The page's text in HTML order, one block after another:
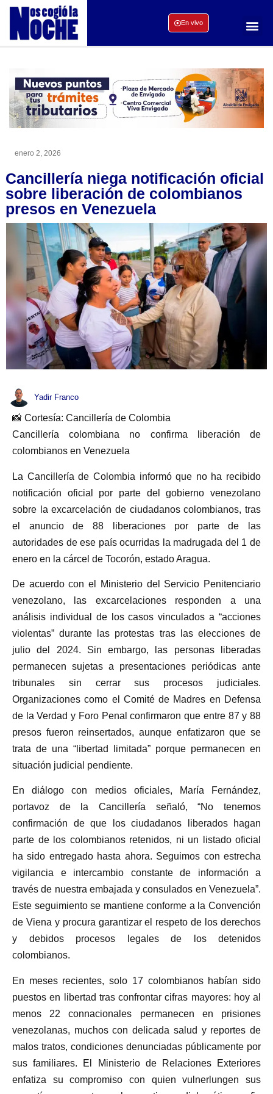
En vivo
enero 2, 2026
Cancillería niega notificación oficial
sobre liberación de colombianos
presos en Venezuela
Yadir Franco
📸 Cortesía: Cancillería de Colombia
Cancillería colombiana no confirma liberación de
colombianos en Venezuela
La Cancillería de Colombia informó que no ha recibido
notificación oficial por parte del gobierno venezolano
sobre la excarcelación de ciudadanos colombianos, tras
el anuncio de 88 liberaciones por parte de las
autoridades de ese país ocurridas la madrugada del 1 de
enero en la cárcel de Tocorón, estado Aragua.
De acuerdo con el Ministerio del Servicio Penitenciario
venezolano, las excarcelaciones responden a una
análisis individual de los casos vinculados a “acciones
violentas” durante las protestas tras las elecciones de
julio del 2024. Sin embargo, las personas liberadas
permanecen sujetas a presentaciones periódicas ante
tribunales sin cerrar sus procesos judiciales.
Organizaciones como el Comité de Madres en Defensa
de la Verdad y Foro Penal confirmaron que entre 87 y 88
presos fueron reinsertados, aunque enfatizaron que se
trata de una “libertad limitada” porque permanecen en
situación judicial pendiente.
En diálogo con medios oficiales, María Fernández,
portavoz de la Cancillería señaló, “No tenemos
confirmación de que los ciudadanos liberados hagan
parte de los colombianos retenidos, ni un listado oficial
ha sido entregado hasta ahora. Seguimos con estrecha
vigilancia e intercambio constante de información a
través de nuestra embajada y consulados en Venezuela”.
Este seguimiento se mantiene conforme a la Convención
de Viena y procura garantizar el respeto de los derechos
y debidos procesos legales de los detenidos
colombianos.
En meses recientes, solo 17 colombianos habían sido
puestos en libertad tras confrontar cifras mayores: hoy al
menos 22 connacionales permanecen en prisiones
venezolanas, muchos con delicada salud y reportes de
malos tratos, condiciones denunciadas públicamente por
sus familiares. El Ministerio de Relaciones Exteriores
enfatiza su compromiso con quien vulnerlungen sus